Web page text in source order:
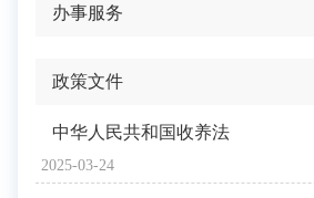
办事服务
政策文件
2025-03-24
中华人民共和国收养法